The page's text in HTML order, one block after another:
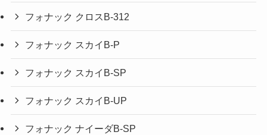
フォナック クロスB-312
フォナック スカイB-P
フォナック スカイB-SP
フォナック スカイB-UP
フォナック ナイーダB-SP